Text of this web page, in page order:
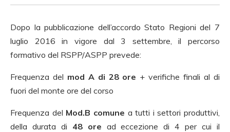
Dopo la pubblicazione dell’accordo Stato Regioni del 7
luglio 2016 in vigore dal 3 settembre, il percorso
formativo del RSPP/ASPP prevede:
Frequenza del mod A di 28 ore + verifiche finali al di
fuori del monte ore del corso
Frequenza del Mod.B comune a tutti i settori produttivi,
della durata di 48 ore ad eccezione di 4 per cui il